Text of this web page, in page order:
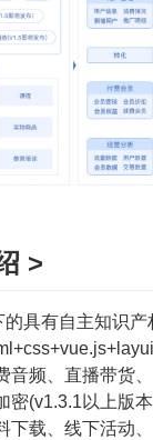
>
具有自主知识产
音频、直播带货
密(v1.3.1以上版
下载、线下活动